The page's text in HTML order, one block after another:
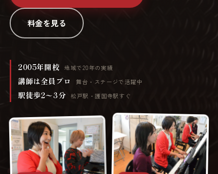
料金を見る
2005年開校 地域で20年の実績
講師は全員プロ 舞台・ステージで活躍中
駅徒歩2〜3分 松戸駅・護国寺駅すぐ